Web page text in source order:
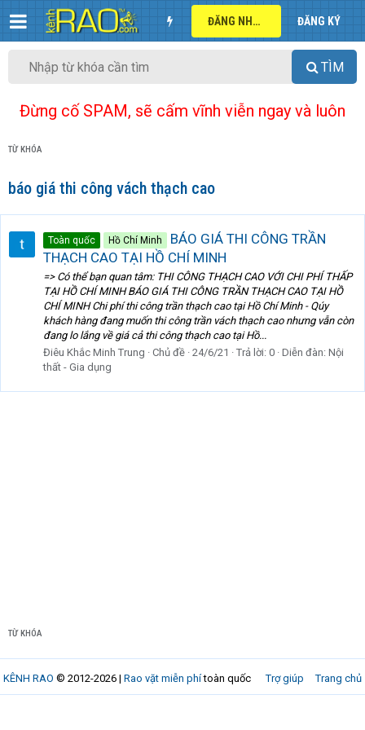
ĐĂNG NHẬP ĐĂNG KÝ
TÌM
Đừng cố SPAM, sẽ cấm vĩnh viễn ngay và luôn
TỪ KHÓA
báo giá thi công vách thạch cao
Toàn quốc Hồ Chí Minh
BÁO GIÁ THI CÔNG TRẦN
THẠCH CAO TẠI HỒ CHÍ MINH
=> Có thể bạn quan tâm: THI CÔNG THẠCH CAO VỚI CHI PHÍ THẤP
TẠI HỒ CHÍ MINH BÁO GIÁ THI CÔNG TRẦN THẠCH CAO TẠI HỒ
CHÍ MINH Chi phí thi công trần thạch cao tại Hồ Chí Minh - Qúy
khách hàng đang muốn thi công trần vách thạch cao nhưng vẫn còn
đang lo lắng về giá cả thi công thạch cao tại Hồ...
Điêu Khắc Minh Trung
Chủ đề 24/6/21 Trả lời: 0 Diễn đàn: Nội
thất - Gia dụng
TỪ KHÓA
Trợ giúp Trang chủ
KÊNH RAO © 2012-2026 | Rao vặt miễn phítoàn quốc